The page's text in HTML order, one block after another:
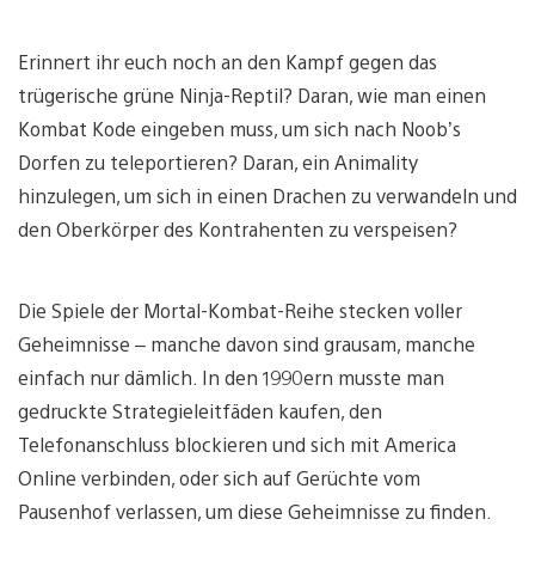
Erinnert ihr euch noch an den Kampf gegen das
trügerische grüne Ninja-Reptil? Daran, wie man einen
Kombat Kode eingeben muss, um sich nach Noob’s
Dorfen zu teleportieren? Daran, ein Animality
hinzulegen, um sich in einen Drachen zu verwandeln und
den Oberkörper des Kontrahenten zu verspeisen?
Die Spiele der Mortal-Kombat-Reihe stecken voller
Geheimnisse – manche davon sind grausam, manche
einfach nur dämlich. In den 1990ern musste man
gedruckte Strategieleitfäden kaufen, den
Telefonanschluss blockieren und sich mit America
Online verbinden, oder sich auf Gerüchte vom
Pausenhof verlassen, um diese Geheimnisse zu finden.